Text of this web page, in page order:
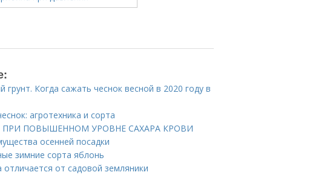
Когда сажать чеснок весной в 2020 году в
агротехника и сорта
ПРИ ПОВЫШЕННОМ УРОВНЕ САХАРА КРОВИ
осенней посадки
зимние сорта яблонь
от садовой земляники